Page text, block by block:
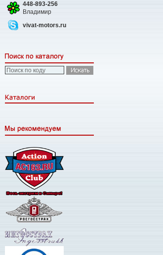
448-893-256
Владимир
vivat-motors.ru